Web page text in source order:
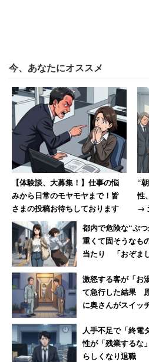
今、あなたにオススメ
【体験談、大募集！】仕事の悩
みから日常のモヤモヤまで！皆
さまの投稿お待ちしております
“
性
→
都内で危険な“ぶ
重くて固そうなも
当たり 「おぞま
激怒する客が「お
て急行した結果
に奥さんがスイッ
人手不足で「終電
性が「残業するな
らしくなり退職